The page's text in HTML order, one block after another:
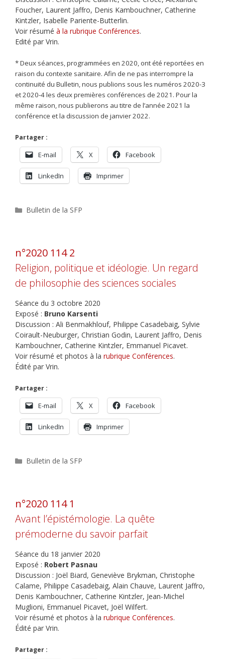
Foucher, Laurent Jaffro, Denis Kambouchner, Catherine
Kintzler, Isabelle Pariente-Butterlin.
Voir résumé à la rubrique Conférences.
Edité par Vrin.
* Deux séances, programmées en 2020, ont été reportées en
raison du contexte sanitaire. Afin de ne pas interrompre la
continuité du Bulletin, nous publions sous les numéros 2020-3
et 2020-4 les deux premières conférences de 2021. Pour la
même raison, nous publierons au titre de l’année 2021 la
conférence et la discussion de janvier 2022.
Partager :
E-mail X Facebook
LinkedIn Imprimer
Catégories
Bulletin de la SFP
n°2020 114 2
Religion, politique et idéologie. Un regard
de philosophie des sciences sociales
Séance du 3 octobre 2020
Exposé : Bruno Karsenti
Discussion : Ali Benmakhlouf, Philippe Casadebaig, Sylvie
Coirault-Neuburger, Christian Godin, Laurent Jaffro, Denis
Kambouchner, Catherine Kintzler, Emmanuel Picavet.
Voir résumé et photos à la rubrique Conférences.
Édité par Vrin.
Partager :
E-mail X Facebook
LinkedIn Imprimer
Catégories
Bulletin de la SFP
n°2020 114 1
Avant l’épistémologie. La quête
prémoderne du savoir parfait
Séance du 18 janvier 2020
Exposé : Robert Pasnau
Discussion : Joël Biard, Geneviève Brykman, Christophe
Calame, Philippe Casadebaig, Alain Chauve, Laurent Jaffro,
Denis Kambouchner, Catherine Kintzler, Jean-Michel
Muglioni, Emmanuel Picavet, Joël Wilfert.
Voir résumé et photos à la rubrique Conférences.
Édité par Vrin.
Partager :